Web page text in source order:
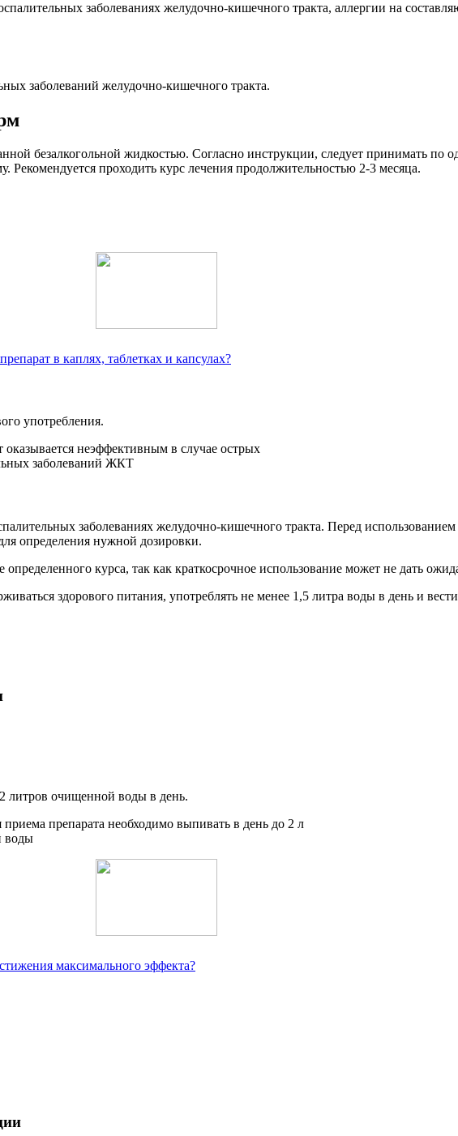
заболеваниях желудочно-кишечного тракта, аллергии на
заболеваний желудочно-кишечного тракта.
безалкогольной жидкостью. Согласно инструкции, следует принимать по
проходить курс лечения продолжительностью 2-3 месяца.
в каплях, таблетках и капсулах?
употребления.
заболеваниях желудочно-кишечного тракта. Перед
определения нужной дозировки.
курса, так как краткосрочное использование может не дать
здорового питания, употреблять не менее 1,5 литра воды в день и
литров очищенной воды в день.
максимального эффекта?